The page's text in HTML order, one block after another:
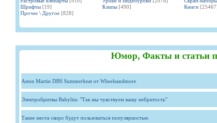
Шрифты [19] Клипы [490] Книги
Прочее \ Другое [828]
Юмор, Факты и статьи
Aston Martin DBS Summerheat от Wheelsandmore
Электробритвы Babyliss: "Так мы чувствуем вашу небритость"
Такие места скоро будут пользоваться популярностью